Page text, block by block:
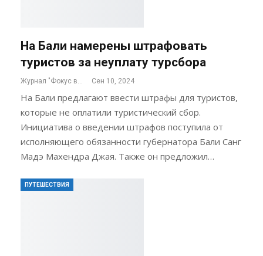
На Бали намерены штрафовать
туристов за неуплату турсбора
Журнал "Фокус внимания" Сен 10, 2024
На Бали предлагают ввести штрафы для туристов,
которые не оплатили туристический сбор.
Инициатива о введении штрафов поступила от
исполняющего обязанности губернатора Бали Санг
Мадэ Махендра Джая. Также он предложил…
ПУТЕШЕСТВИЯ